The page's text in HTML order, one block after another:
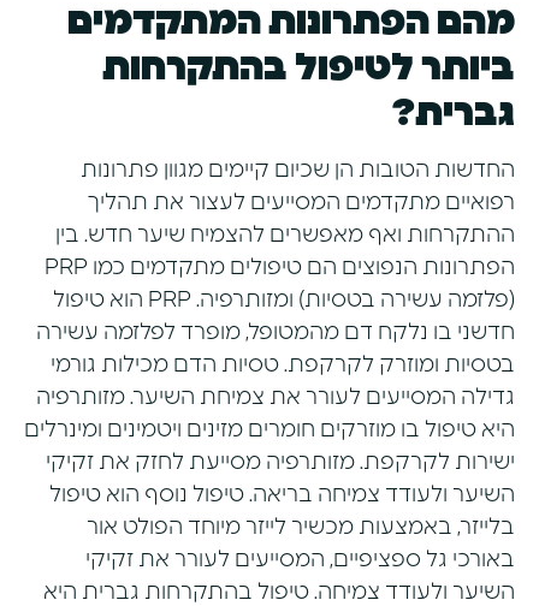
מהם הפתרונות המתקדמים
ביותר לטיפול בהתקרחות
גברית?
החדשות הטובות הן שכיום קיימים מגוון פתרונות
רפואיים מתקדמים המסייעים לעצור את תהליך
ההתקרחות ואף מאפשרים להצמיח שיער חדש. בין
הפתרונות הנפוצים הם טיפולים מתקדמים כמו PRP
(פלזמה עשירה בטסיות) ומזותרפיה. PRP הוא טיפול
חדשני בו נלקח דם מהמטופל, מופרד לפלזמה עשירה
בטסיות ומוזרק לקרקפת. טסיות הדם מכילות גורמי
גדילה המסייעים לעורר את צמיחת השיער. מזותרפיה
היא טיפול בו מוזרקים חומרים מזינים ויטמינים ומינרלים
ישירות לקרקפת. מזותרפיה מסייעת לחזק את זקיקי
השיער ולעודד צמיחה בריאה. טיפול נוסף הוא טיפול
בלייזר, באמצעות מכשיר לייזר מיוחד הפולט אור
באורכי גל ספציפיים, המסייעים לעורר את זקיקי
השיער ולעודד צמיחה. טיפול בהתקרחות גברית היא